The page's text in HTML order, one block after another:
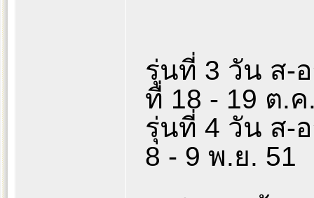
รุ่นที่ 3 วัน ส-
ที่ 18 - 19 ต.ค
รุ่นที่ 4 วัน ส-
8 - 9 พ.ย. 51